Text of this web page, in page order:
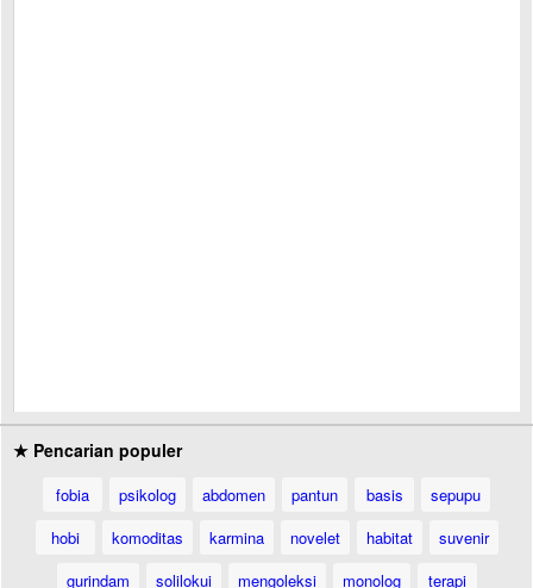
★ Pencarian populer
fobia psikolog abdomen pantun basis
sepupu
hobi
komoditas karmina novelet habitat
suvenir
gurindam
solilokui mengoleksi monolog
terapi